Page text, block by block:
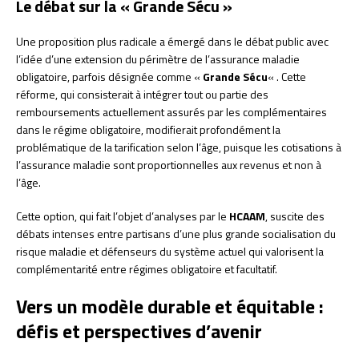
Le débat sur la « Grande Sécu »
Une proposition plus radicale a émergé dans le débat public avec
l’idée d’une extension du périmètre de l’assurance maladie
obligatoire, parfois désignée comme « Grande Sécu« . Cette
réforme, qui consisterait à intégrer tout ou partie des
remboursements actuellement assurés par les complémentaires
dans le régime obligatoire, modifierait profondément la
problématique de la tarification selon l’âge, puisque les cotisations à
l’assurance maladie sont proportionnelles aux revenus et non à
l’âge.
Cette option, qui fait l’objet d’analyses par le HCAAM, suscite des
débats intenses entre partisans d’une plus grande socialisation du
risque maladie et défenseurs du système actuel qui valorisent la
complémentarité entre régimes obligatoire et facultatif.
Vers un modèle durable et équitable :
défis et perspectives d’avenir